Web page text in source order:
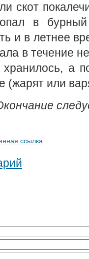
скот
в
и в летнее
в течение
а
(жарят или
ссылка